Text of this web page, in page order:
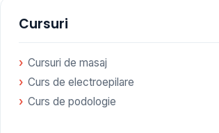
Cursuri
Cursuri de masaj
Curs de electroepilare
Curs de podologie